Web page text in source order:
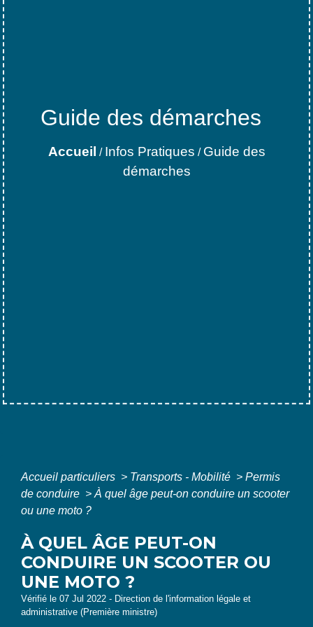
Guide des démarches
Accueil / Infos Pratiques / Guide des
démarches
Accueil particuliers > Transports - Mobilité > Permis
de conduire > À quel âge peut-on conduire un scooter
ou une moto ?
À QUEL ÂGE PEUT-ON
CONDUIRE UN SCOOTER OU
UNE MOTO ?
Vérifié le 07 Jul 2022 - Direction de l'information légale et
administrative (Première ministre)